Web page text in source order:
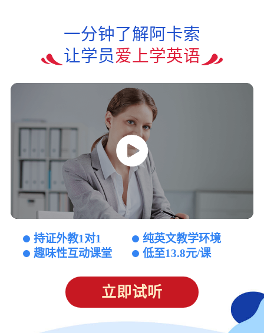
一分钟了解阿卡索
让学员爱上学英语
持证外教1对1
纯英文教学环境
趣味性互动课堂
低至13.8元/课
立即试听